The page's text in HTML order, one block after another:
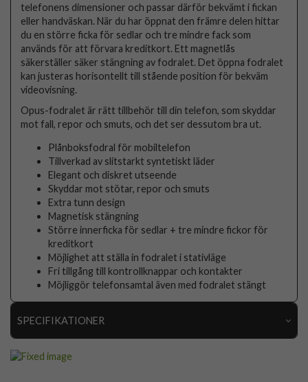
telefonens dimensioner och passar därför bekvämt i fickan
eller handväskan. När du har öppnat den främre delen hittar
du en större ficka för sedlar och tre mindre fack som
används för att förvara kreditkort. Ett magnetlås
säkerställer säker stängning av fodralet. Det öppna fodralet
kan justeras horisontellt till stående position för bekväm
videovisning.
Opus-fodralet är rätt tillbehör till din telefon, som skyddar
mot fall, repor och smuts, och det ser dessutom bra ut.
Plånboksfodral för mobiltelefon
Tillverkad av slitstarkt syntetiskt läder
Elegant och diskret utseende
Skyddar mot stötar, repor och smuts
Extra tunn design
Magnetisk stängning
Större innerficka för sedlar + tre mindre fickor för
kreditkort
Möjlighet att ställa in fodralet i stativläge
Fri tillgång till kontrollknappar och kontakter
Möjliggör telefonsamtal även med fodralet stängt
SPECIFIKATIONER